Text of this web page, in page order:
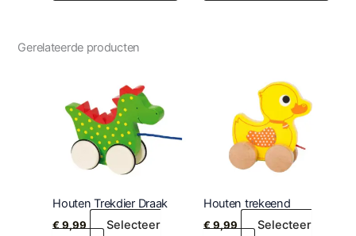
Gerelateerde producten
Houten Trekdier Draak
€9,99
Selecteer
Houten trekeend
€9,99
Selecteer